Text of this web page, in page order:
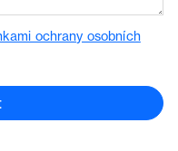
ochrany osobních